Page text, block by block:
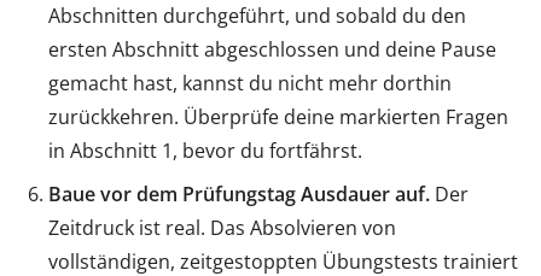
Abschnitten durchgeführt, und sobald du den
ersten Abschnitt abgeschlossen und deine Pause
gemacht hast, kannst du nicht mehr dorthin
zurückkehren. Überprüfe deine markierten Fragen
in Abschnitt 1, bevor du fortfährst.
Baue vor dem Prüfungstag Ausdauer auf. Der
Zeitdruck ist real. Das Absolvieren von
vollständigen, zeitgestoppten Übungstests trainiert